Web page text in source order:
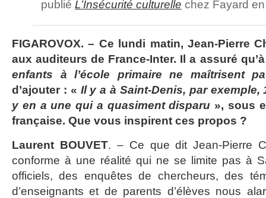
publié L’Insécurité culturelle chez Fayard
FIGAROVOX. – Ce lundi matin, Jean-Pierre
aux auditeurs de France-Inter. Il a assuré
enfants à l’école primaire ne maîtrisent
d’ajouter : « Il y a à Saint-Denis, par
y en a une qui a quasiment disparu », sous
française. Que vous inspirent ces propos ?
Laurent BOUVET. – Ce que dit Jean-Pierre
conforme à une réalité qui ne se limite pas à
officiels, des enquêtes de chercheurs, des
d’enseignants et de parents d’élèves nous